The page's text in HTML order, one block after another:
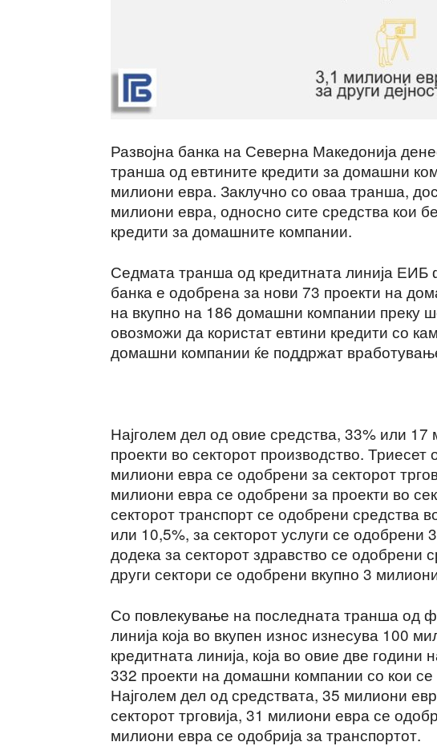
Развојна банка на Северна Македонија
транша од евтините кредити за домашни
милиони евра. Заклучно со оваа транша,
милиони евра, односно сите средства кои
кредити за домашните компании.
Седмата транша од кредитната линија ЕИБ
банка е одобрена за нови 73 проекти на
на вкупно на 186 домашни компании преку
овозможи да користат евтини кредити со
домашни компании ќе поддржат
Најголем дел од овие средства, 33% или
проекти во секторот производство.
милиони евра се одобрени за секторот
милиони евра се одобрени за проекти во
секторот транспорт се одобрени средства
или 10,5%, за секторот услуги се
додека за секторот здравство се одобрени
други сектори се одобрени вкупно 3
Со повлекување на последната транша од
линија која во вкупен износ изнесува 100
кредитната линија, која во овие две години
332 проекти на домашни компании со кои
Најголем дел од средствата, 35 милиони
секторот трговија, 31 милиони евра се
милиони евра се одобрија за транспортот.